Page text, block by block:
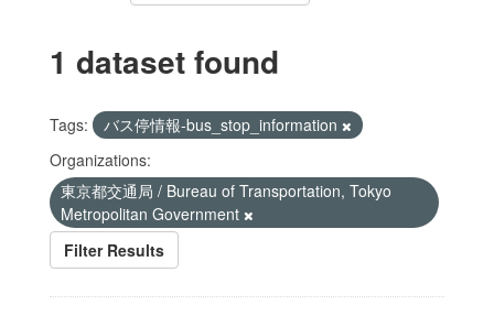
1 dataset found
Tags:
バス停情報-bus_stop_information
Organizations:
東京都交通局 / Bureau of Transportation, Tokyo
Metropolitan Government
Filter Results